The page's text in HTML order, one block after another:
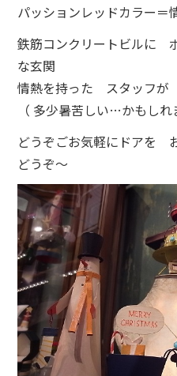
パッションレッドカラー＝
鉄筋コンクリートビルに
な玄関
情熱を持った スタッフが
（ 多少暑苦しい…かもし
どうぞごお気軽にドアを
どうぞ～